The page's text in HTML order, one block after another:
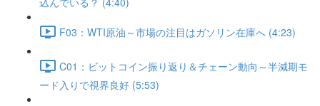
F03：WTI原油～市場の注目はガソリン在庫へ (4:23)
C01：ビットコイン振り返り＆チェーン動向～半減期モ
ード入りで視界良好 (5:53)